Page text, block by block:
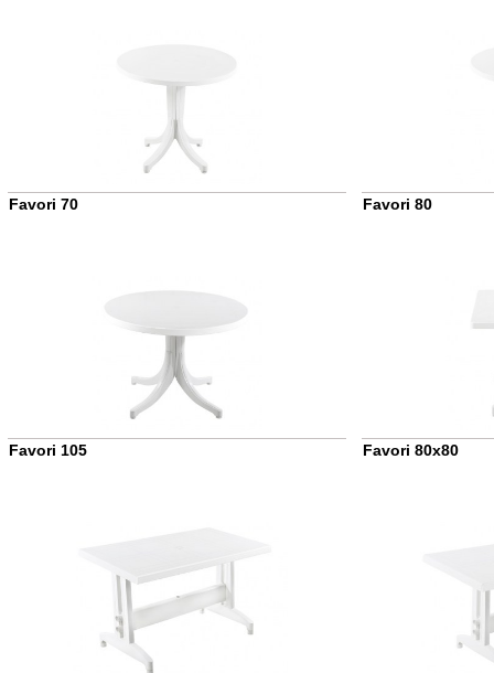
Favori 70 Favori 80
Favori 105 Favori 80x80